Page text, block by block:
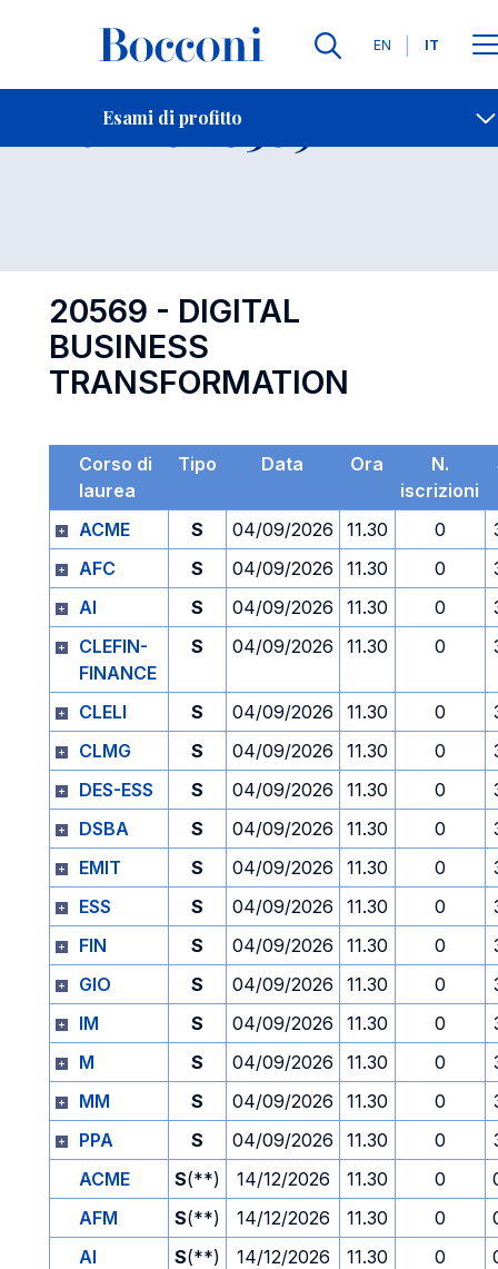
Lingue
EN IT
Esami di profitto
Contatti
Esame 20569 Open
20569 - DIGITAL
BUSINESS
TRANSFORMATION
Corso di
laurea
Tipo Data Ora
N.
iscrizioni
ACME
S 04/09/2026 11.30 0
AFC
S 04/09/2026 11.30 0
AI
S 04/09/2026 11.30 0
CLEFIN-
FINANCE
S 04/09/2026 11.30 0
CLELI S 04/09/2026 11.30 0
CLMG
S 04/09/2026 11.30 0
DES-ESS
S 04/09/2026 11.30 0
DSBA
S 04/09/2026 11.30 0
EMIT
S 04/09/2026 11.30 0
ESS
S 04/09/2026 11.30 0
FIN
S 04/09/2026 11.30 0
GIO
S 04/09/2026 11.30 0
IM
S 04/09/2026 11.30 0
M
S 04/09/2026 11.30 0
MM
S 04/09/2026 11.30 0
PPA
S 04/09/2026 11.30 0
ACME
S(**) 14/12/2026 11.30 0
AFM
S(**) 14/12/2026 11.30 0
AI
S(**) 14/12/2026 11.30 0